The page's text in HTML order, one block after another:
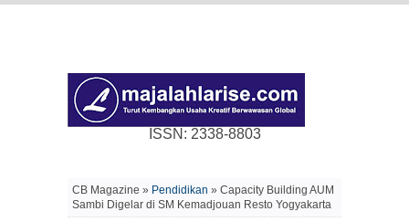
ISSN: 2338-8803
CB Magazine » Pendidikan » Capacity Building AUM
Sambi Digelar di SM Kemadjouan Resto Yogyakarta